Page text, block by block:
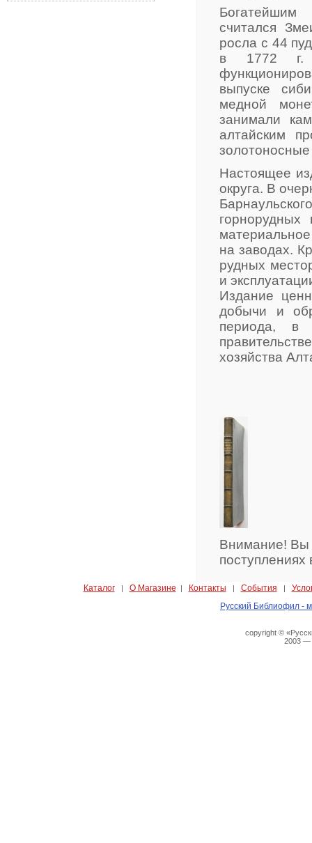
считался
росла с 44
в 1772 г.
выпуске
медной
занимали
алтайским
Настоящее
округа. В
на заводах.
рудных
и
Издание
добычи и
периода, в
хозяйства
Внимание! Вы
Каталог| О Магазине | Контакты | События |
Русский Библиофил -
copyright ©
2003 —